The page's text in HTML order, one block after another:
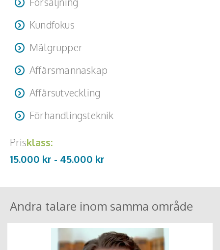
Kundfokus
Målgrupper
Affärsmannaskap
Affärsutveckling
Förhandlingsteknik
Prisklass:
15.000 kr - 45.000 kr
Andra talare inom samma område